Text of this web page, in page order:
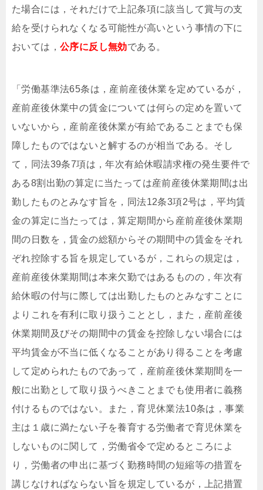
た場合には，それだけで上記条項に該当して賞与の支
給を受けられなくなる可能性が高いという事情の下に
おいては， 公序に反し無効である。
「労働基準法65条は，産前産後休業を定めているが，
産前産後休業中の賃金については何らの定めを置いて
いないから，産前産後休業が有給であることまでも保
障したものではないと解するのが相当である。そし
て，同法39条7項は，年次有給休暇請求権の発生要件で
ある8割出勤の算定に当たっては産前産後休業期間は出
勤したものとみなす旨を，同法12条3項2号は，平均賃
金の算定に当たっては，算定期間から産前産後休業期
間の日数を，賃金の総額からその期間中の賃金をそれ
ぞれ控除する旨を規定しているが，これらの規定は，
産前産後休業期間は本来欠勤ではあるものの，年次有
給休暇の付与に際しては出勤したものとみなすことに
よりこれを有利に取り扱うこととし，また，産前産後
休業期間及びその期間中の賃金を控除しない場合には
平均賃金が不当に低くなることがあり得ることを考慮
して定められたものであって，産前産後休業期間を一
般に出勤として取り扱うべきことまでも使用者に義務
付けるものではない。また，育児休業法10条は，事業
主は１歳に満たない子を養育する労働者で育児休業を
しないものに関して，労働省令で定めるところによ
り，労働者の申出に基づく勤務時間の短縮等の措置を
講じなければならない旨を規定しているが，上記措置